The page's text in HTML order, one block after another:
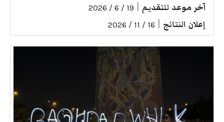
آخر موعد للتقديم 19 / 6 / 2026
إعلان النتائج 16 / 11 / 2026